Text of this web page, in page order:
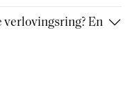
verlovingsring? En